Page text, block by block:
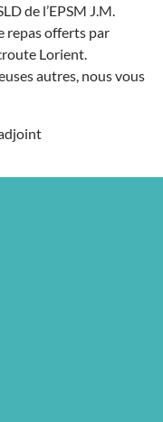
de l’EPSM J.M.
repas offerts par
Lorient.
autres, nous vous